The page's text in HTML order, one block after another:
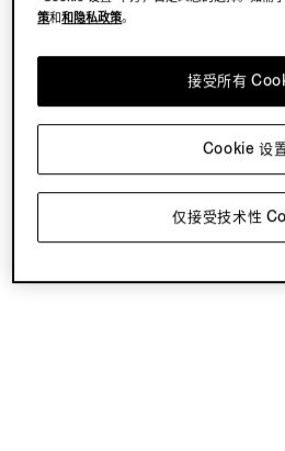
策和和隐私政策。
仅接受技术性
接受所有
Cookie 设